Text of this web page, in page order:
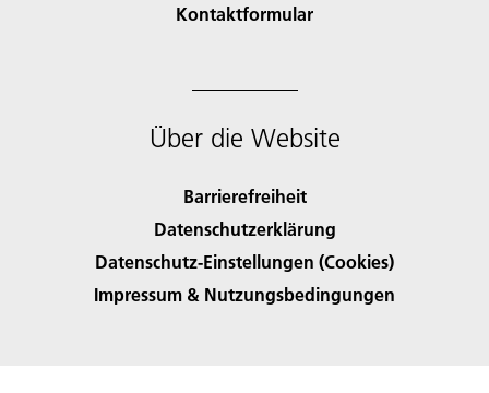
Kontaktformular
Über die Website
Barrierefreiheit
Datenschutzerklärung
Datenschutz-Einstellungen (Cookies)
Impressum & Nutzungsbedingungen